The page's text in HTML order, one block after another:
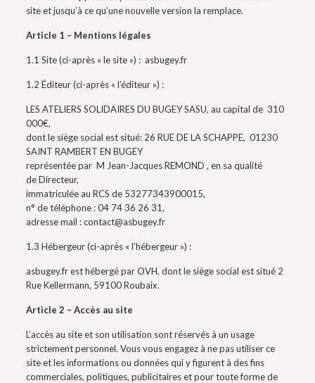
site et jusqu’à ce qu’une nouvelle version la remplace.
Article 1 – Mentions légales
1.1 Site (ci-après « le site ») : asbugey.fr
1.2 Éditeur (ci-après « l’éditeur ») :
LES ATELIERS SOLIDAIRES DU BUGEY SASU, au capital de 310
000€,
dont le siège social est situé: 26 RUE DE LA SCHAPPE, 01230
SAINT RAMBERT EN BUGEY
représentée par M Jean-Jacques REMOND , en sa qualité
de Directeur,
immatriculée au RCS de 53277343900015,
n° de téléphone : 04 74 36 26 31,
adresse mail : contact@asbugey.fr
1.3 Hébergeur (ci-après « l’hébergeur ») :
asbugey.fr est hébergé par OVH, dont le siège social est situé 2
Rue Kellermann, 59100 Roubaix.
Article 2 – Accès au site
L’accès au site et son utilisation sont réservés à un usage
strictement personnel. Vous vous engagez à ne pas utiliser ce
site et les informations ou données qui y figurent à des fins
commerciales, politiques, publicitaires et pour toute forme de